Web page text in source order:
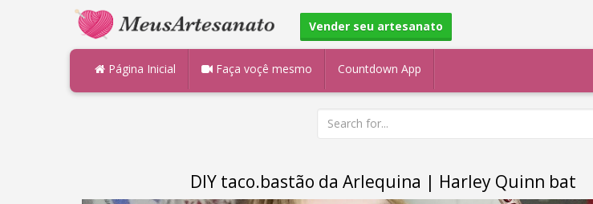
Vender seu artesanato
Página Inicial Faça voçê mesmo Countdown App
DIY taco.bastão da Arlequina | Harley Quinn bat